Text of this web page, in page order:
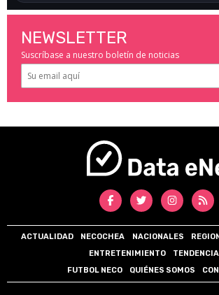
NEWSLETTER
Suscríbase a nuestro boletín de noticias
ACTUALIDAD NECOCHEA NACIONALES
ENTRETENIMIENTO
FUTBOL NECO
QUIÉNES SOMOS